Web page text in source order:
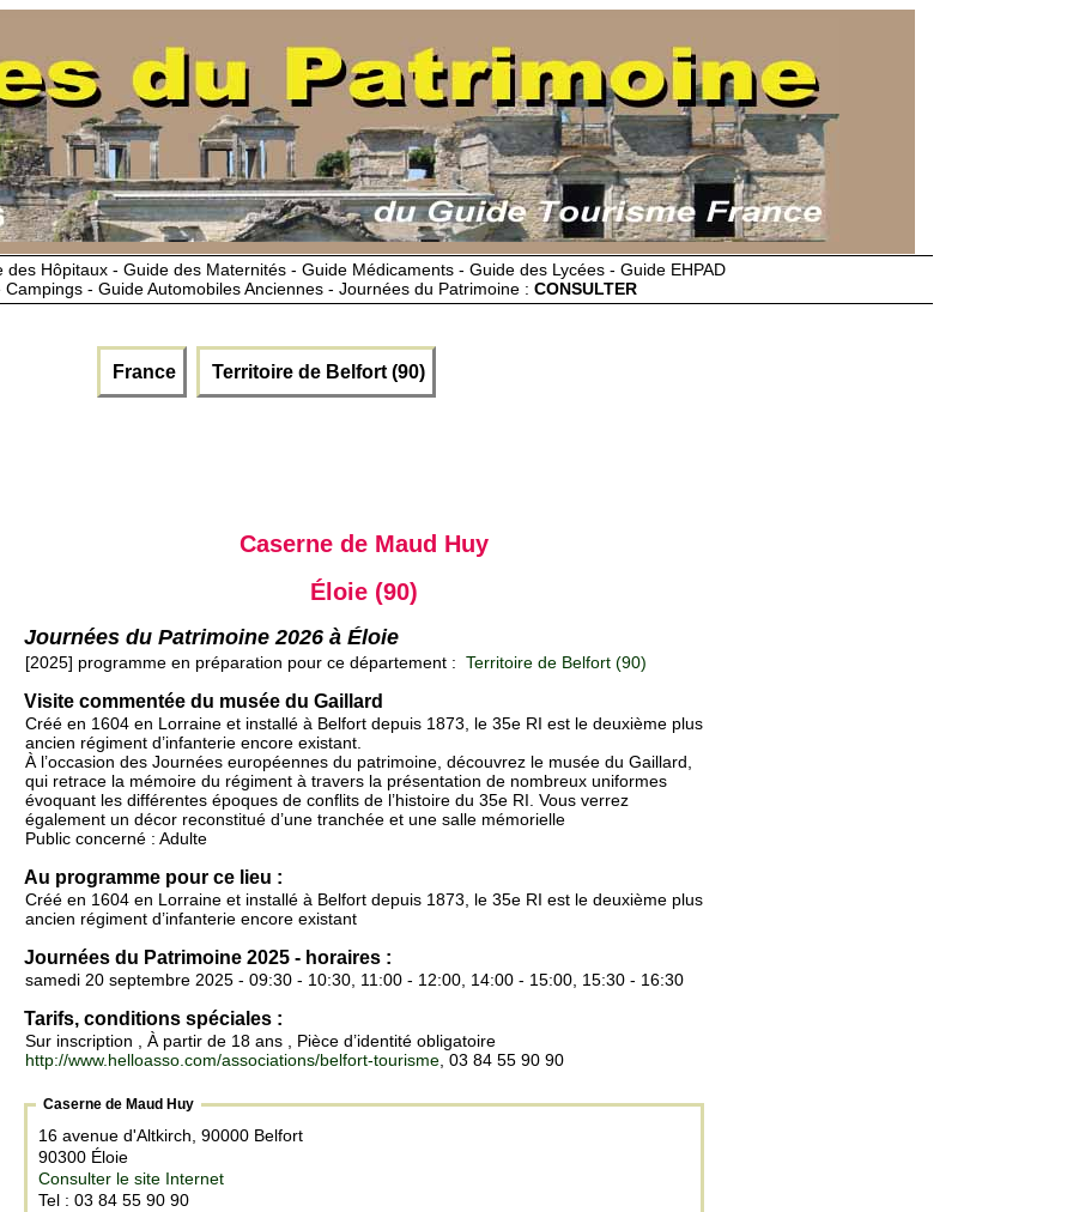
Hôpitaux - Guide des Maternités - Guide Médicaments - Guide des Lycées - Guide EHPAD
- Guide Automobiles Anciennes - Journées du Patrimoine : CONSULTER
France Territoire de Belfort (90)
Caserne de Maud Huy
Éloie (90)
Journées du Patrimoine 2026 à Éloie
[2025] programme en préparation pour ce département : Territoire de Belfort (90)
Visite commentée du musée du Gaillard
Créé en 1604 en Lorraine et installé à Belfort depuis 1873, le 35e RI est le deuxième plus
ancien régiment d’infanterie encore existant.
À l’occasion des Journées européennes du patrimoine, découvrez le musée du Gaillard,
qui retrace la mémoire du régiment à travers la présentation de nombreux uniformes
évoquant les différentes époques de conflits de l’histoire du 35e RI. Vous verrez
également un décor reconstitué d’une tranchée et une salle mémorielle
Public concerné : Adulte
Au programme pour ce lieu :
Créé en 1604 en Lorraine et installé à Belfort depuis 1873, le 35e RI est le deuxième plus
ancien régiment d’infanterie encore existant
Journées du Patrimoine 2025 - horaires :
samedi 20 septembre 2025 - 09:30 - 10:30, 11:00 - 12:00, 14:00 - 15:00, 15:30 - 16:30
Tarifs, conditions spéciales :
Sur inscription , À partir de 18 ans , Pièce d’identité obligatoire
http://www.helloasso.com/associations/belfort-tourisme, 03 84 55 90 90
Caserne de Maud Huy
16 avenue d'Altkirch, 90000 Belfort
90300 Éloie
Consulter le site Internet
Tel : 03 84 55 90 90